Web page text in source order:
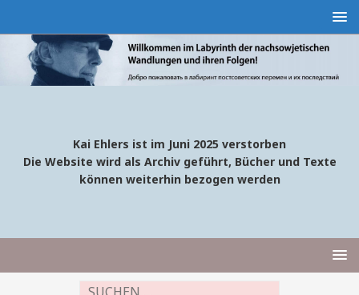
Kai Ehlers ist im Juni 2025 verstorben
Die Website wird als Archiv geführt, Bücher und Texte
können weiterhin bezogen werden